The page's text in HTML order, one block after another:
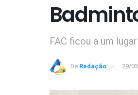
FAC ficou a um
De Redação 29/